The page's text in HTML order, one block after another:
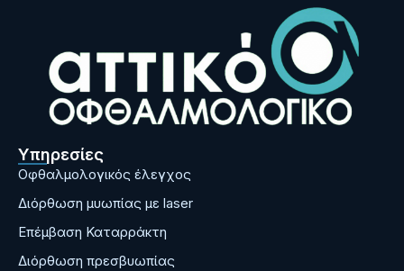
Υπηρεσίες
Οφθαλμολογικός έλεγχος
Διόρθωση μυωπίας με laser
Επέμβαση Καταρράκτη
Διόρθωση πρεσβυωπίας